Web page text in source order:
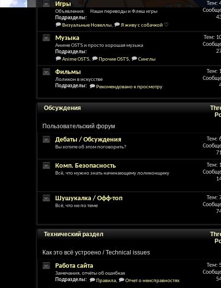
Игры
Объявления: Наши переводы и Флеш игры
Подразделы:
Визуальные Новеллы, Я живу с собачкой ♡
Тем:
Музыка
Аниме OST'S и просто хорошая музыка
Подразделы:
Anime OST'S, Прочие OST'S, Синглы
Тем:
Фильмы
Лоликон в искусстве
Подразделы:
Рекомендовано к просмотру
Тем:
Обсуждения
Пользовательский форум
Дебаты / Обсуждения
Вы хотите об этом поговорить?
Тем:
Комп. Безопасность
Всё, что нужно знать начинающему лоликонщику
Тем:
Шушукалка / Офф-топ
Всё, что не по теме
Тем:
Технический раздел
Как это всё устроено / Technical issues
Работа сайта
Замечания, отчёты об ошибках
Подразделы:
Правила, Отчет о неисправностях
Тем: